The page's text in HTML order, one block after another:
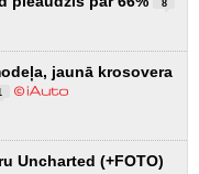
8
jaunā krosovera
Uncharted (+FOTO)